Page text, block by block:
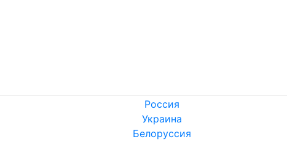
Россия
Украина
Белоруссия